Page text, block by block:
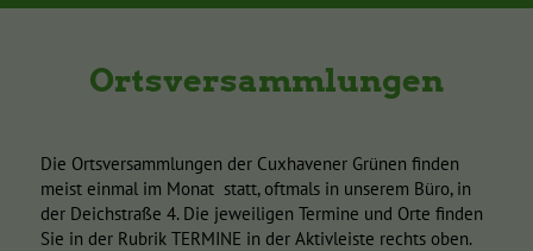
Ortsversammlungen
Die Ortsversammlungen der Cuxhavener Grünen finden
meist einmal im Monat statt, oftmals in unserem Büro, in
der Deichstraße 4. Die jeweiligen Termine und Orte finden
Sie in der Rubrik TERMINE in der Aktivleiste rechts oben.